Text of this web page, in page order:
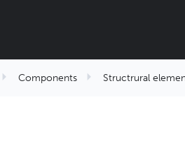
Components Structrural